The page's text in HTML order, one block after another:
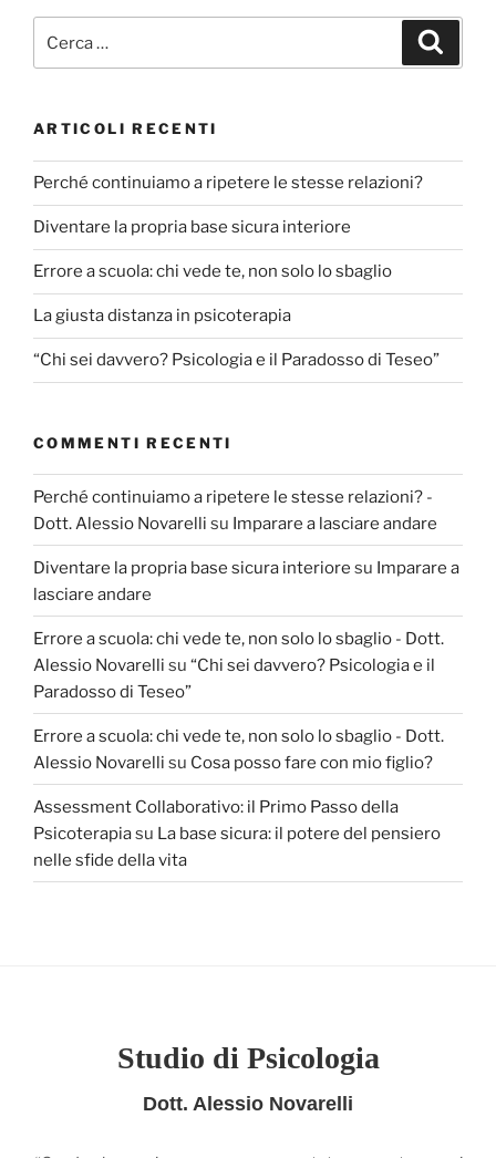
ARTICOLI RECENTI
Perché continuiamo a ripetere le stesse relazioni?
Diventare la propria base sicura interiore
Errore a scuola: chi vede te, non solo lo sbaglio
La giusta distanza in psicoterapia
“Chi sei davvero? Psicologia e il Paradosso di Teseo”
COMMENTI RECENTI
Perché continuiamo a ripetere le stesse relazioni? -
Dott. Alessio Novarelli su Imparare a lasciare andare
Diventare la propria base sicura interiore su Imparare a
lasciare andare
Errore a scuola: chi vede te, non solo lo sbaglio - Dott.
Alessio Novarelli su “Chi sei davvero? Psicologia e il
Paradosso di Teseo”
Errore a scuola: chi vede te, non solo lo sbaglio - Dott.
Alessio Novarelli su Cosa posso fare con mio figlio?
Assessment Collaborativo: il Primo Passo della
Psicoterapiasu La base sicura: il potere del pensiero
nelle sfide della vita
Studio di Psicologia
Dott. Alessio Novarelli